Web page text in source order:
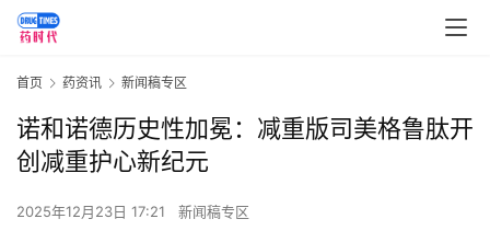
首页 药资讯 新闻稿专区
诺和诺德历史性加冕：减重版司美格鲁肽开
创减重护心新纪元
2025年12月23日 17:21 新闻稿专区